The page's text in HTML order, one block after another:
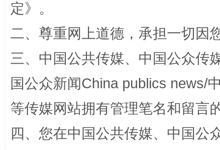
解纷+调解+退费，一次搞定
站台名比不上好声名
定》。
二、尊重网上道德，承担一切因
三、中国公共传媒、中国公众传
国公众新闻China publics news/
等传媒网站拥有管理笔名和留言
四、您在中国公共传媒、中国公